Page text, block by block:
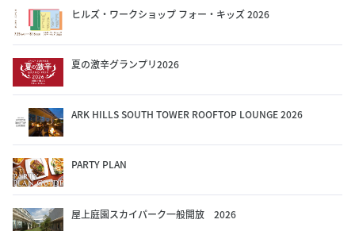
ヒルズ・ワークショップ フォー・キッズ 2026
夏の激辛グランプリ2026
ARK HILLS SOUTH TOWER ROOFTOP LOUNGE 2026
PARTY PLAN
屋上庭園スカイパーク一般開放 2026